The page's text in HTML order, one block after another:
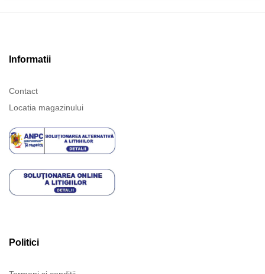
Informatii
Contact
Locatia magazinului
Politici